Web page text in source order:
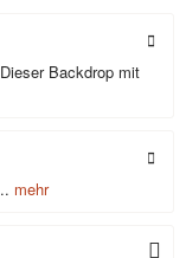
Backdrop mit
mehr